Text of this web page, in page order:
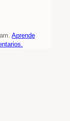
Aprende